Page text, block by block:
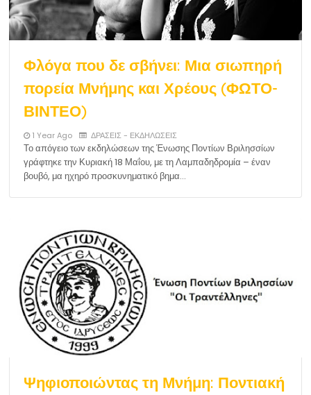
Φλόγα που δε σβήνει: Μια σιωπηρή
πορεία Μνήμης και Χρέους (ΦΩΤΟ-
ΒΙΝΤΕΟ)
1 Year Ago ΔΡΑΣΕΙΣ - ΕΚΔΗΛΩΣΕΙΣ
Το απόγειο των εκδηλώσεων της Ένωσης Ποντίων Βριλησσίων
γράφτηκε την Κυριακή 18 Μαΐου, με τη Λαμπαδηδρομία – έναν
βουβό, μα ηχηρό προσκυνηματικό βημα…
Ψηφιοποιώντας τη Μνήμη: Ποντιακή